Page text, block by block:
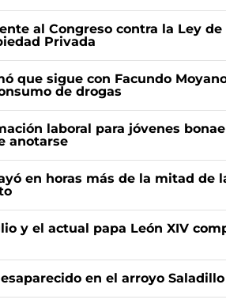
al Congreso contra la Ley de
Privada
que sigue con Facundo
de drogas
laboral para jóvenes
anotarse
en horas más de la mitad de
y el actual papa León XIV
en el arroyo Saladillo